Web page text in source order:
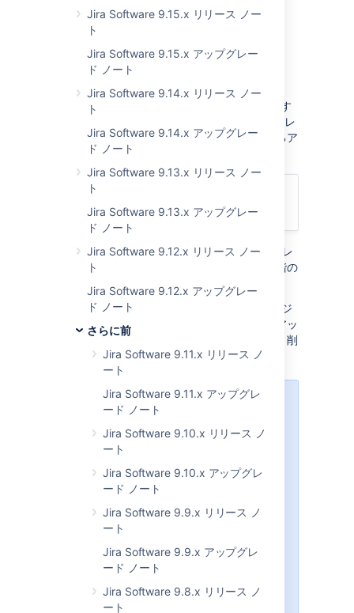
Jira Software 9.15.x リリース ノー
ト
Jira Software 9.15.x アップグレー
ド ノート
Jira Software 9.14.x リリース ノー
ト
Jira Software 9.14.x アップグレー
ド ノート
Jira Software 9.13.x リリース ノー
ト
Jira Software 9.13.x アップグレー
ド ノート
Jira Software 9.12.x リリース ノー
ト
Jira Software 9.12.x アップグレー
ド ノート
さらに前
Jira Software 9.11.x リリース ノ
ート
Jira Software 9.11.x アップグレ
ード ノート
Jira Software 9.10.x リリース ノ
ート
Jira Software 9.10.x アップグレ
ード ノート
Jira Software 9.9.x リリース ノ
ート
Jira Software 9.9.x アップグレ
ード ノート
Jira Software 9.8.x リリース ノ
ート
JIRA Software 7.2 へのアッ
プグレード
JIRA および JIRA Agile を使用しており、JIRA
Software の最新バージョンにアップグレードす
にアップグレ
ードすることをお勧めします。弊社が推奨するア
ップグレード手順は次のとおりです。
JIRA + JIRA AGILE
JIRA SOFTWARE 7.2 (最新バージョン)
JIRA Software 7.1.0 で削除されたアップグレ
ードタスクがあるため、推奨される、中間段階の
アップグレードバージョンが必要です。
別の方法として、
の中間段階のバージ
ョン (6.4.5 以降のいずれかのバージョン) にアッ
プグレードすることもできます。こちらにも、削
除されたアップグレードタスクが含まれます。
JIRA Software 7.0 へのアップグレ
ードに関する詳細は、「
を参照してください。
Software 7.2 へのアップグレードに
ついては、
JIRA アプリケーションのアップグ
レード
JIRA Software 7.0.x リリースノー
および